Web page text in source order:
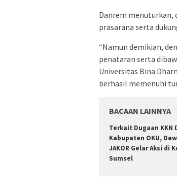
Danrem menuturkan,
prasarana serta
“Namun demikian,
penataran serta
Universitas Bina
berhasil memenuhi
BACAAN LAINNYA
Terkait Dugaan KKN
Kabupaten OKU,
JAKOR Gelar Aksi di
Sumsel